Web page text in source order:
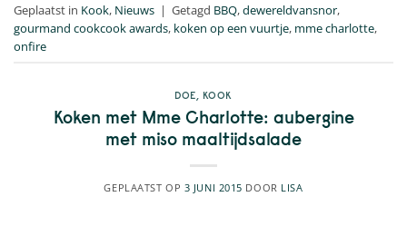
Geplaatst in Kook, Nieuws | Getagd BBQ,dewereldvansnor,
gourmand cookcook awards, koken op een vuurtje, mme charlotte,
onfire
DOE, KOOK
Koken met Mme Charlotte: aubergine
met miso maaltijdsalade
GEPLAATST OP 3 JUNI 2015 DOOR LISA